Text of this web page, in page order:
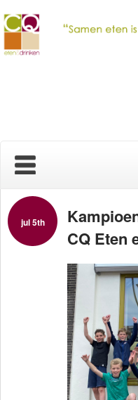
Home
Nieuws
jul 5th
CQ Eten